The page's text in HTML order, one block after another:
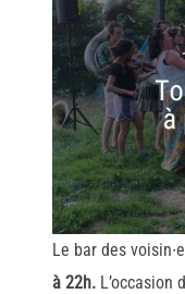
Le bar des voisin
à 22h.L’occasion